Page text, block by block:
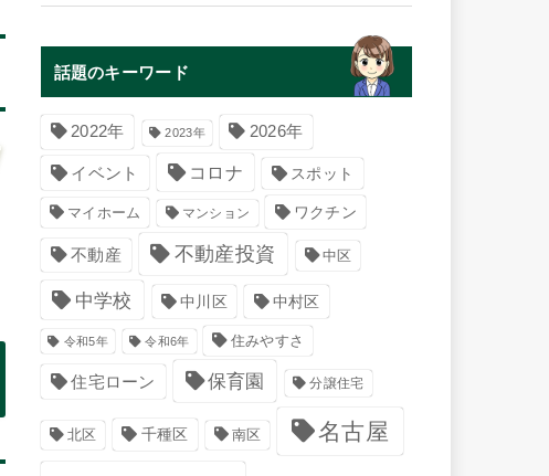
話題のキーワード
2022年 2023年 2026年
イベント コロナ スポット
マイホーム マンション ワクチン
不動産 不動産投資 中区
中学校 中川区 中村区
令和5年 令和6年 住みやすさ
住宅ローン 保育園 分譲住宅
北区 千種区 南区 名古屋